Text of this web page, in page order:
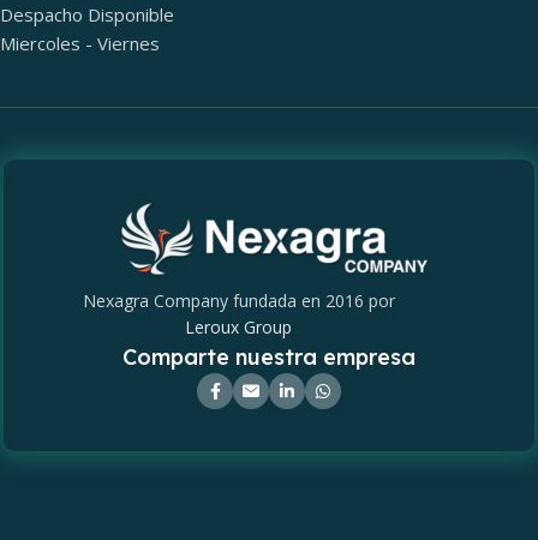
Despacho Disponible
Miercoles - Viernes
Nexagra Company fundada en 2016 por
Leroux Group
Comparte nuestra empresa